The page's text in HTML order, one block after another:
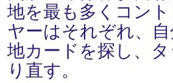
地を最も多くコン
ヤーはそれぞれ、
地カードを探し、
り直す。